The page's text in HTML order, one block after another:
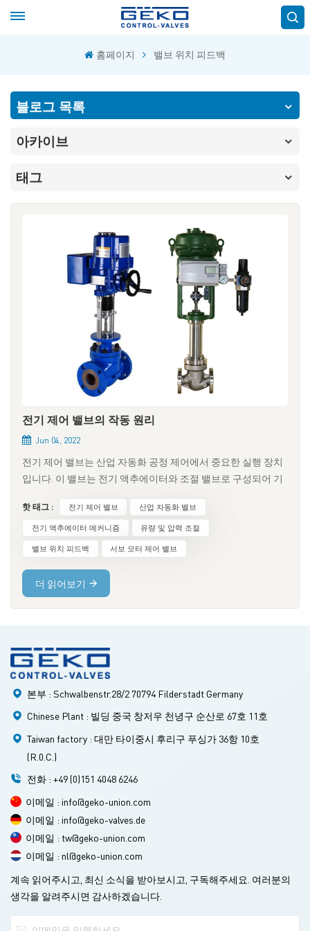
홈페이지 밸브 위치 피드백
블로그 목록
아카이브
태그
전기 제어 밸브의 작동 원리
Jun 04, 2022
전기 제어 밸브는 산업 자동화 공정 제어에서 중요한 실행 장치
입니다. 이 밸브는 전기 액추에이터와 조절 밸브로 구성되어 기
어 밸브를 형성합니다. 전기 제어 밸브는 파이프라인 내 유체의
온도와 압력을 조절하는 핵심 장치이며, 그 성능은 전체 시스템
의 안전한 작동에 직접적인 영향을 미칩니다. 1. 전기 제어 밸브
의 기본 구조 전기 제어 밸브의 상부는 액추에이터로, 레귤레이
터에서 출력되는 0~10mADC 또는 4~20mADC 신호를 받아 해당
선형 변위로 변환하고, 하부 제어 밸브를 밀어 유체의 흐름을 직
기본 구조 전기 액추에이터는 주로 절연된 전기 부품과 전달 부
품으로 구성되며, 모터는 두 절연 부품을 연결하는 중간 부품으
로 사용됩니다. 전기 제어 밸브의 모터는 제어 요구 사항에 따라
토크를 출력하고, 다단 스퍼 기어를 통해 사다리꼴 나사로 전달
합니다. 이렇게 사다리꼴 나사는 셀프락 출력축을 통해 밸브 스
템으로 직선 운동을 전달합니다. 액추에이터의 출력축에는 전
달을 방지하기 위한 회전 방지 링이 있으며, 출력축의 방사형 잠
력축의 스톱 링에 연결되어 있으며, 깃대는 출력축과 동기식으
로 작동합니다. 출력축의 변위는 깃대에 연결된 랙 플레이트를
통해 전기 신호로 변환되어 지능형 제어 보드에 비교 신호 및 밸
브 위치 피드백 출력으로 제공됩니다. 동시에 전기 액추에이터
의 스트로크는 랙 플레이트의 두 개의 메인 리미트 스위치로 제
한될 수 있으며, 두 개의 기계적 리미트로 보호됩니다. 3. 전기
터를 구동원으로, 직류 전류를 제어 및 피드백 신호로 사용합니
핫 태그 : 전기 제어 밸브
산업 자동화 밸브
전기 액추에이터 메커니즘
유량 및 압력 조절
밸브 위치 피드백
서보 모터 제어 밸브
더 읽어보기
본부 : Schwalbenstr.28/2 70794 Filderstadt Germany
Chinese Plant : 빌딩 중국 창저우 천녕구 순산로 67호 11호
Taiwan factory : 대만 타이중시 후리구 푸싱가 36항 10호
(R.0.C.)
전화 : +49 (0)151 4048 6246
이메일 : info@geko-union.com
이메일 : info@geko-valves.de
이메일 : tw@geko-union.com
이메일 : nl@geko-union.com
계속 읽어주시고, 최신 소식을 받아보시고, 구독해주세요. 여러분의
생각을 알려주시면 감사하겠습니다.